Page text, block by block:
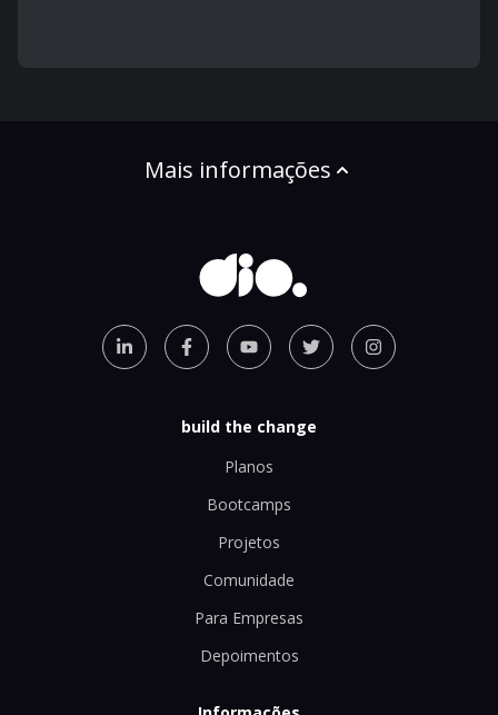
Mais informações
build the change
Planos
Bootcamps
Projetos
Comunidade
Para Empresas
Depoimentos